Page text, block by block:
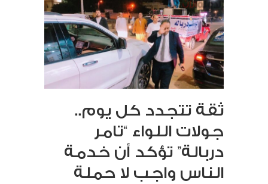
ثقة تتجدد كل يوم..
جولات اللواء “تامر
دربالة” تؤكد أن خدمة
الناس واجب لا حملة